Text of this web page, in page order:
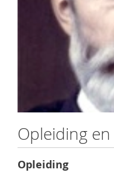
Opleiding
Opleiding